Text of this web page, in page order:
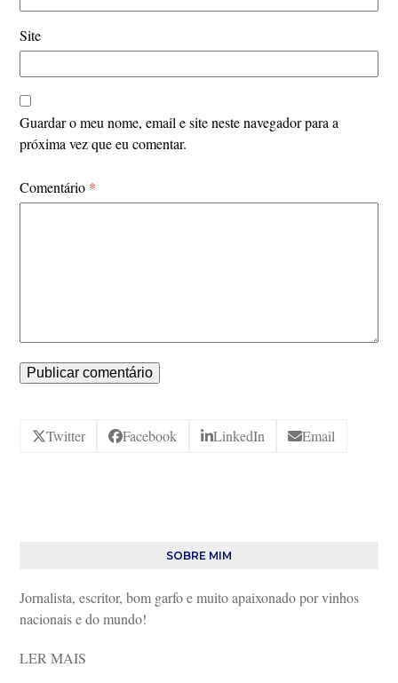
Site
Guardar o meu nome, email e site neste navegador para a
próxima vez que eu comentar.
Comentário *
Twitter Facebook LinkedIn Email
SOBRE MIM
Jornalista, escritor, bom garfo e muito apaixonado por vinhos
nacionais e do mundo!
LER MAIS